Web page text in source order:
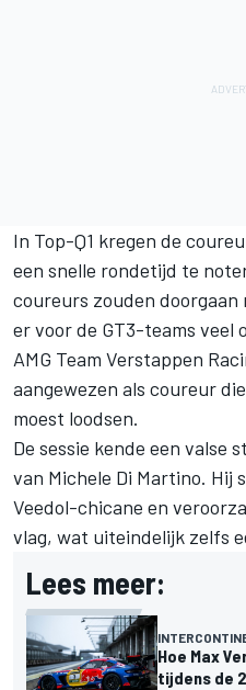
In Top-Q1 kregen de
een snelle rondetijd te
coureurs zouden doorgaan
er voor de GT3-teams veel
AMG Team Verstappen
aangewezen als coureur
moest loodsen.
De sessie kende een valse
van Michele Di Martino. Hij
Veedol-chicane en
vlag, wat uiteindelijk zelfs
Lees meer:
Hoe Max
tijdens de